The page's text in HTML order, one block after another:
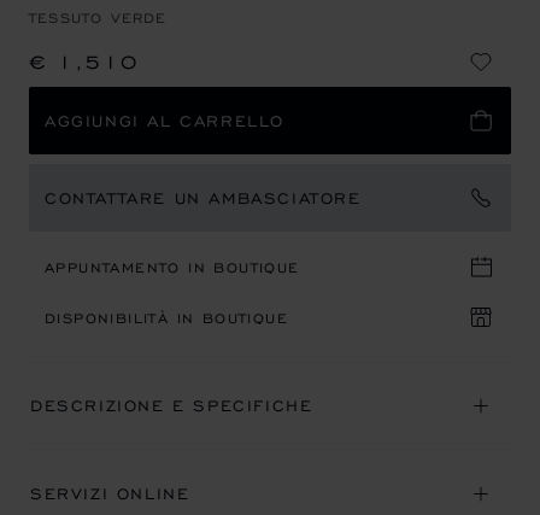
TESSUTO VERDE
€ 1,510
AGGIUNGI AL CARRELLO
CONTATTARE UN AMBASCIATORE
APPUNTAMENTO IN BOUTIQUE
DISPONIBILITÀ IN BOUTIQUE
DESCRIZIONE E SPECIFICHE
SERVIZI ONLINE